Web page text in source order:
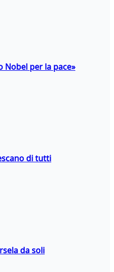
Nobel per la pace»
di tutti
da soli